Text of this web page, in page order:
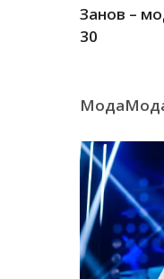
Занов –
30
МодаМода